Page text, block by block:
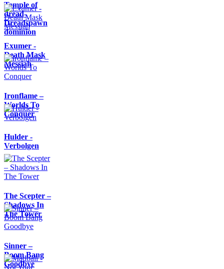
Temple of
dread-
Dreadspawn
dominion
Exumer -
Death Mask
Messiah
Ironflame –
Worlds To
Conquer
Hulder -
Verbolgen
The Scepter –
Shadows In
The Tower
Sinner –
Boom Bang
Goodbye